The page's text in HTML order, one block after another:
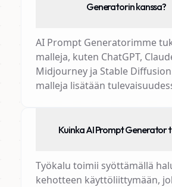
Generatorin kanssa?
AI Prompt Generatorimme
malleja, kuten ChatGPT,
Midjourney ja Stable
malleja lisätään
Kuinka AI Prompt Generator
Työkalu toimii syöttämällä
kehotteen käyttöliittymään,